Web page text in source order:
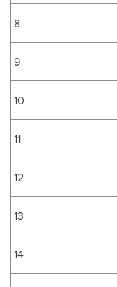
8
9
10
11
12
13
14